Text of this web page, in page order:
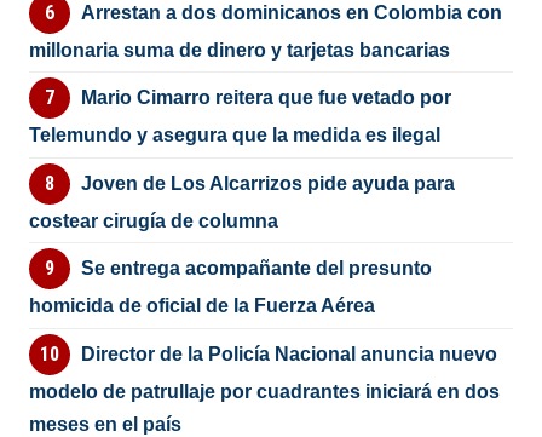
Arrestan a dos dominicanos en Colombia con
millonaria suma de dinero y tarjetas bancarias
Mario Cimarro reitera que fue vetado por
Telemundo y asegura que la medida es ilegal
Joven de Los Alcarrizos pide ayuda para
costear cirugía de columna
Se entrega acompañante del presunto
homicida de oficial de la Fuerza Aérea
Director de la Policía Nacional anuncia nuevo
modelo de patrullaje por cuadrantes iniciará en dos
meses en el país